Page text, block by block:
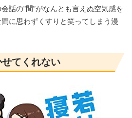
話の”間”がなんとも言えぬ空気感を
に思わずくすりと笑ってしまう漫
てくれない